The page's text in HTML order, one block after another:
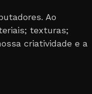
Ao
texturas;
criatividade e a